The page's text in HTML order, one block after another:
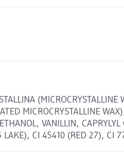
MICROCRYSTALLINE
VANILLIN,
LAKE), CI 45410 (RED 27), CI